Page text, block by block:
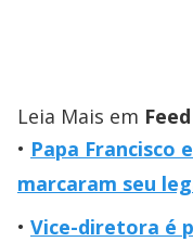
Leia Mais em
Papa Francisco
marcaram seu
Vice-diretora é